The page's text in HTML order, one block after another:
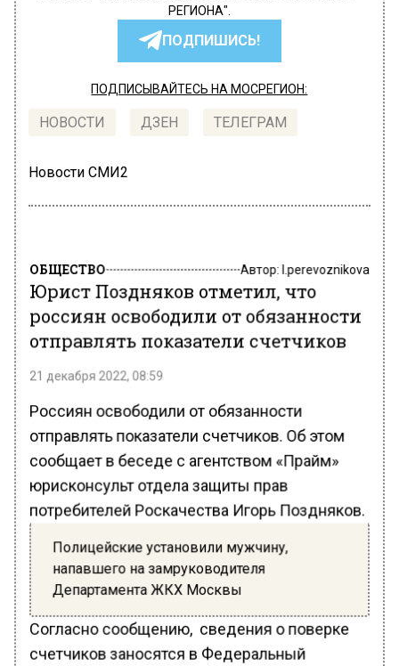
РЕГИОНА".
ПОДПИШИСЬ!
ПОДПИСЫВАЙТЕСЬ НА МОСРЕГИОН:
НОВОСТИ ДЗЕН ТЕЛЕГРАМ
Новости СМИ2
ОБЩЕСТВО Автор: l.perevoznikova
Юрист Поздняков отметил, что
россиян освободили от обязанности
отправлять показатели счетчиков
21 декабря 2022, 08:59
Россиян освободили от обязанности
отправлять показатели счетчиков. Об этом
сообщает в беседе с агентством «Прайм»
юрисконсульт отдела защиты прав
потребителей Роскачества Игорь Поздняков.
Полицейские установили мужчину,
напавшего на замруководителя
Департамента ЖКХ Москвы
Согласно сообщению, сведения о поверке
счетчиков заносятся в Федеральный